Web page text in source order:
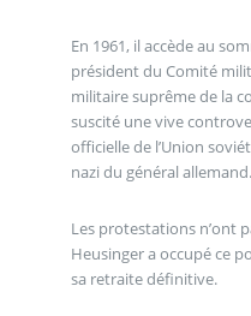
En 1961, il accède au
président du Comité
militaire suprême de la
suscité une vive
officielle de l’Union
nazi du général allemand.
Les protestations n’ont
Heusinger a occupé ce
sa retraite définitive.